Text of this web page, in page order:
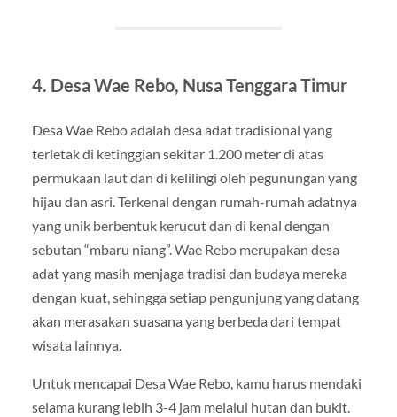
4. Desa Wae Rebo, Nusa Tenggara Timur
Desa Wae Rebo adalah desa adat tradisional yang
terletak di ketinggian sekitar 1.200 meter di atas
permukaan laut dan di kelilingi oleh pegunungan yang
hijau dan asri. Terkenal dengan rumah-rumah adatnya
yang unik berbentuk kerucut dan di kenal dengan
sebutan “mbaru niang”. Wae Rebo merupakan desa
adat yang masih menjaga tradisi dan budaya mereka
dengan kuat, sehingga setiap pengunjung yang datang
akan merasakan suasana yang berbeda dari tempat
wisata lainnya.
Untuk mencapai Desa Wae Rebo, kamu harus mendaki
selama kurang lebih 3-4 jam melalui hutan dan bukit.